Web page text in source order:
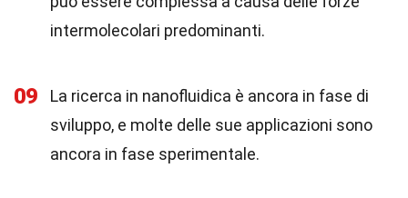
intermolecolari predominanti.
09
La ricerca in nanofluidica è ancora in fase di
sviluppo, e molte delle sue applicazioni sono
ancora in fase sperimentale.